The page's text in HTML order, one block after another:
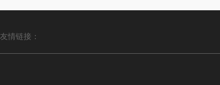
友情链接：